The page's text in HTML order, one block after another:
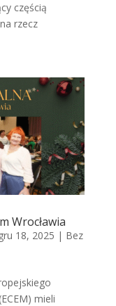
częścią
rzecz
Wrocławia
gru 18, 2025 | Bez
mieli